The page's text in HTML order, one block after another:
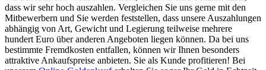
dass wir sehr hoch auszahlen. Vergleichen Sie uns gerne mit den
Mitbewerbern und Sie werden feststellen, dass unsere Auszahlungen
abhängig von Art, Gewicht und Legierung teilweise mehrere
hundert Euro über anderen Angeboten liegen können. Da bei uns
bestimmte Fremdkosten entfallen, können wir Ihnen besonders
attraktive Ankaufspreise anbieten. Sie als Kunde profitieren! Bei